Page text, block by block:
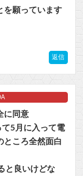
を願っています
返信
に同意
5月に入って電
ところ全然面白
と良いけどな